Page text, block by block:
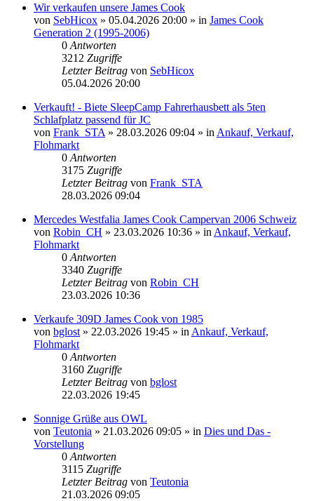
Wir verkaufen unsere James Cook
von SebHicox » 05.04.2026 20:00 » in James Cook
Generation 2 (1995-2006)
0 Antworten
3212 Zugriffe
Letzter Beitrag von SebHicox
05.04.2026 20:00
Verkauft! - Biete SleepCamp Fahrerhausbett als 5ten
Schlafplatz passend für JC
von Frank_STA » 28.03.2026 09:04 » in Ankauf, Verkauf,
Flohmarkt
0 Antworten
3175 Zugriffe
Letzter Beitrag von Frank_STA
28.03.2026 09:04
Mercedes Westfalia James Cook Campervan 2006 Schweiz
von Robin_CH » 23.03.2026 10:36 » in Ankauf, Verkauf,
Flohmarkt
0 Antworten
3340 Zugriffe
Letzter Beitrag von Robin_CH
23.03.2026 10:36
Verkaufe 309D James Cook von 1985
von bglost » 22.03.2026 19:45 » in Ankauf, Verkauf,
Flohmarkt
0 Antworten
3160 Zugriffe
Letzter Beitrag von bglost
22.03.2026 19:45
Sonnige Grüße aus OWL
von Teutonia » 21.03.2026 09:05 » in Dies und Das -
Vorstellung
0 Antworten
3115 Zugriffe
Letzter Beitrag von Teutonia
21.03.2026 09:05